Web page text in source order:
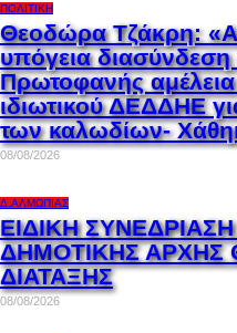
ΠΟΛΙΤΙΚΉ
Θεοδώρα Τζάκρη:
υπόγεια διασύνδεση
Πρωτοφανής
ιδιωτικού ΔΕΔΔΗΕ
των καλωδίων-
08/08/2026
Δ.ΑΛΜΩΠΊΑΣ
ΕΙΔΙΚΗ
ΔΗΜΟΤΙΚΗΣ ΑΡΧΗΣ
ΔΙΑΤΑΞΗΣ
08/08/2026